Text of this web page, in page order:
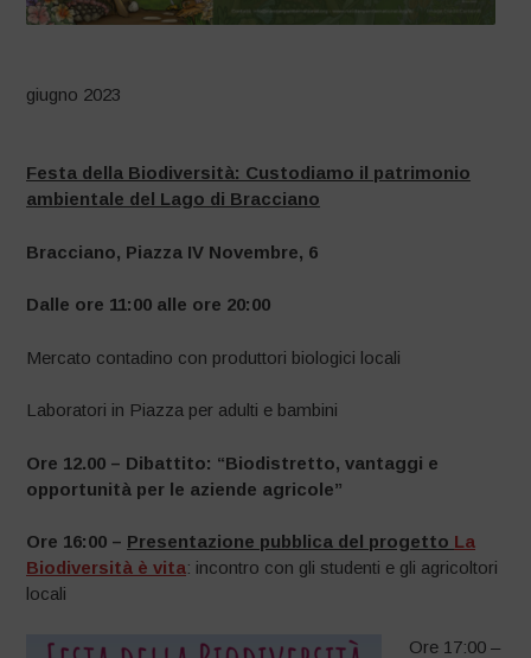
giugno 2023
Festa della Biodiversità: Custodiamo il patrimonio
ambientale del Lago di Bracciano
Bracciano, Piazza IV Novembre, 6
Dalle ore 11:00 alle ore 20:00
Mercato contadino con produttori biologici locali
Laboratori in Piazza per adulti e bambini
Ore 12.00 – Dibattito: “Biodistretto, vantaggi e
opportunità per le aziende agricole”
Ore 16:00 – Presentazione pubblica del progetto La
Biodiversità è vita: incontro con gli studenti e gli agricoltori
locali
Ore 17:00 –